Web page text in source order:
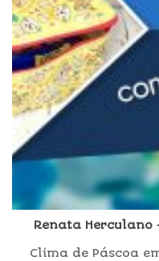
Renata Herculano
Clima de Páscoa